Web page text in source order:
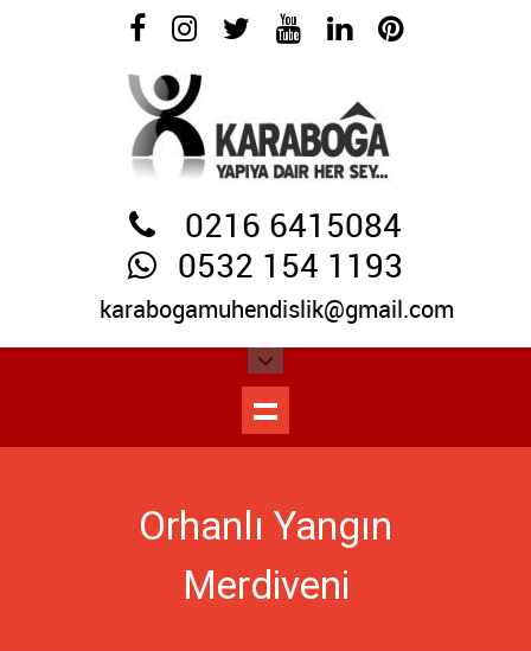
0216 6415084
0532 154 1193
karabogamuhendislik@gmail.com
Orhanlı Yangın
Merdiveni